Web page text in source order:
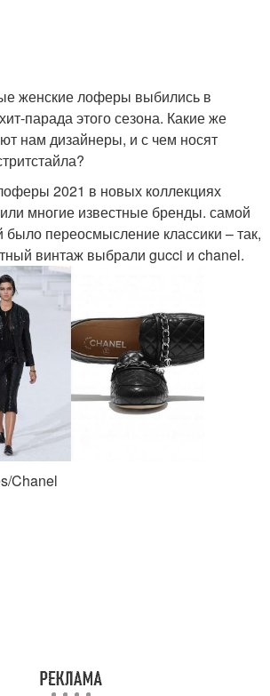
женские лоферы выбились в
парада этого сезона. Какие же
нам дизайнеры, и с чем носят
2021 в новых коллекциях
многие известные бренды. самой
было переосмысление классики – так,
винтаж выбрали gucci и chanel.
Chanel